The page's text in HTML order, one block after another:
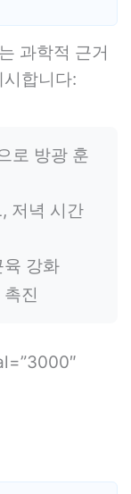
과학적 근거
합니다:
로 방광 훈
저녁 시간
육 강화
진